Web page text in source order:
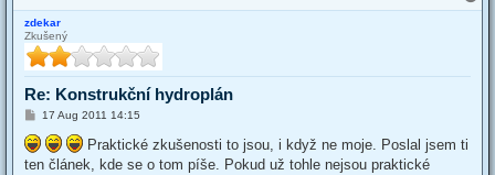
o
zdekar
Zkušený
Re: Konstrukční hydroplán
P
s
t
17 Aug 2011 14:15
Praktické zkušenosti to jsou, i když ne moje. Poslal jsem ti
ten článek, kde se o tom píše. Pokud už tohle nejsou praktické